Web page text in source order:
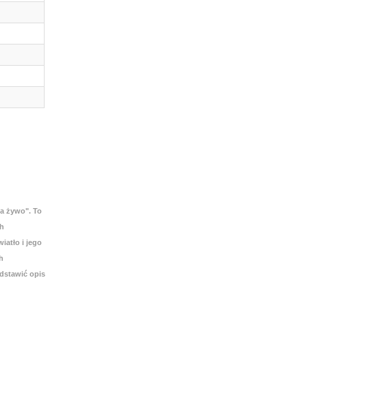
żywo". To
i jego
opis